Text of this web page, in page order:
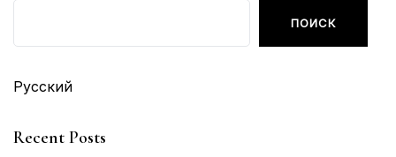
ПОИСК
Русский
Recent Posts